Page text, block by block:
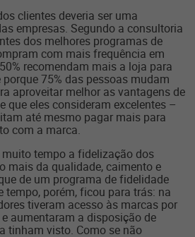
clientes deveria ser uma
empresas. Segundo a consultoria
dos melhores programas de
com mais frequência em
recomendam mais a loja para
75% das pessoas mudam
aproveitar melhor as vantagens de
que eles consideram excelentes –
até mesmo pagar mais para
com a marca.
tempo a fidelização dos
mais da qualidade, caimento e
de um programa de fidelidade
tempo, porém, ficou para trás: na
tiveram acesso às marcas por
aumentaram a disposição de
tinham visto. Como se não